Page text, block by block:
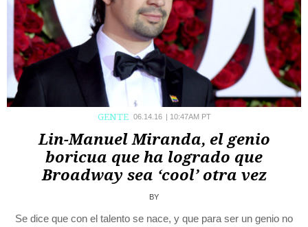
GENTE 06.14.16 10:47AM PT
Lin-Manuel Miranda, el genio
boricua que ha logrado que
Broadway sea ‘cool’ otra vez
BY
Se dice que con el talento se nace, y que para ser un genio no